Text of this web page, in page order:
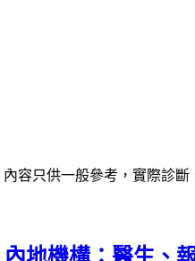
容只供一般參考，實際診斷
地機構：醫生、